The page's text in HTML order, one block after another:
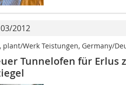
2012
plant/Werk Teistungen, Germany/
Tunnelofen für Erlus